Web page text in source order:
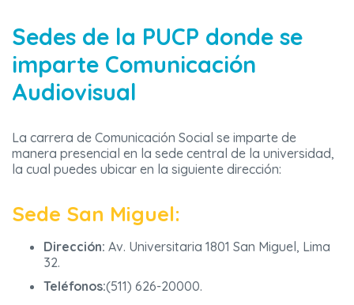
Sedes de la PUCP donde se
imparte Comunicación
Audiovisual
La carrera de Comunicación Social se imparte de
manera presencial en la sede central de la universidad,
la cual puedes ubicar en la siguiente dirección:
Sede San Miguel:
Dirección: Av. Universitaria 1801 San Miguel, Lima
32.
Teléfonos:(511) 626-20000.